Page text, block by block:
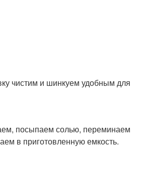
чистим и шинкуем удобным для
посыпаем солью, переминаем
в приготовленную емкость.